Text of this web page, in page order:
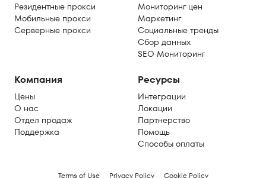
Резидентные прокси
Мобильные прокси
Серверные прокси
Мониторинг цен
Маркетинг
Социальные тренды
Сбор данных
SEO Мониторинг
Компания
Цены
О нас
Отдел продаж
Поддержка
Ресурсы
Интеграции
Локации
Партнерство
Помощь
Способы оплаты
Terms of Use Privacy Policy Cookie Policy